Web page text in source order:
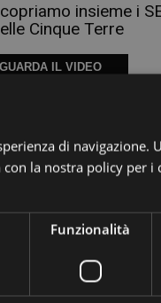
insieme i
Cinque Terre
GUARDA IL VIDEO
farti una
ed essere
Allora seguimi
delle Cinque Terre
di navigazione.
la nostra policy per i
Funzionalità